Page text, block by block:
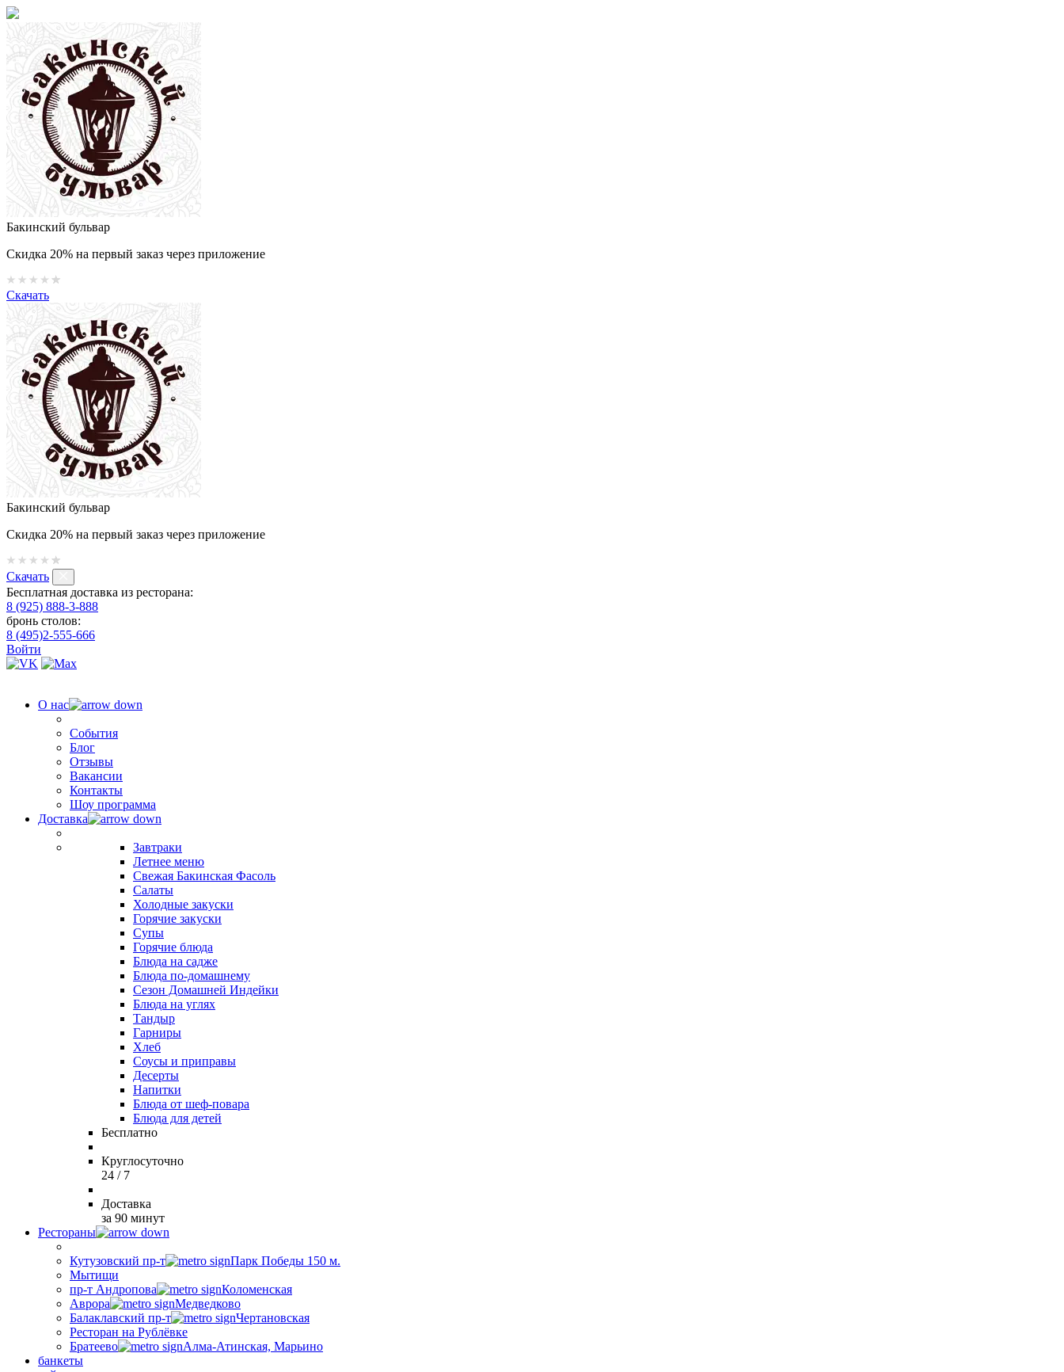
Бакинский бульвар
Скидка 20% на первый заказ через приложение
Скачать
Бакинский бульвар
Скидка 20% на первый заказ через приложение
Скачать
Бесплатная доставка из ресторана:
8 (925) 888-3-888
бронь столов:
8 (495)2-555-666
Войти
О нас
События
Блог
Отзывы
Вакансии
Контакты
Шоу программа
Доставка
Завтраки
Летнее меню
Свежая Бакинская Фасоль
Салаты
Холодные закуски
Горячие закуски
Супы
Горячие блюда
Блюда на садже
Блюда по-домашнему
Сезон Домашней Индейки
Блюда на углях
Тандыр
Гарниры
Хлеб
Соусы и приправы
Десерты
Напитки
Блюда от шеф-повара
Блюда для детей
Бесплатно
Круглосуточно
24 / 7
Доставка
за 90 минут
Рестораны
Кутузовский пр-т
Парк Победы 150 м.
Мытищи
пр-т Андропова
Коломенская
Аврора
Медведково
Балаклавский пр-т
Чертановская
Ресторан на Рублёвке
Братеево
Алма-Атинская, Марьино
банкеты